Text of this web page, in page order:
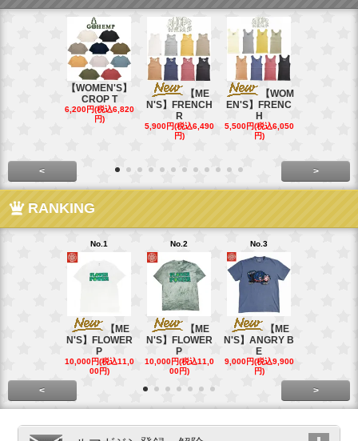
【WOMEN'S】
CROP T
6,200円(税込6,820
円)
【ME
N'S】FRENCH
R
5,900円(税込6,490
円)
【WOM
EN'S】FRENC
H
5,500円(税込6,050
円)
< >
RANKING
No.1
【ME
N'S】FLOWER
P
10,000円(税込11,0
00円)
No.2
【ME
N'S】FLOWER
P
10,000円(税込11,0
00円)
No.3
【ME
N'S】ANGRY B
E
9,000円(税込9,900
円)
< >